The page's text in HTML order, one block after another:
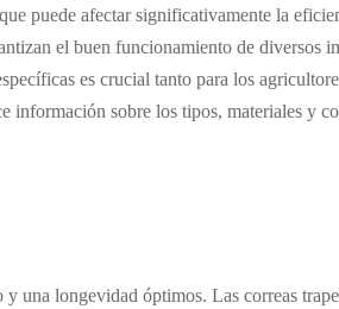
puede afectar significativamente la
el buen funcionamiento de diversos
es crucial tanto para los
información sobre los tipos, materiales y
una longevidad óptimos. Las correas